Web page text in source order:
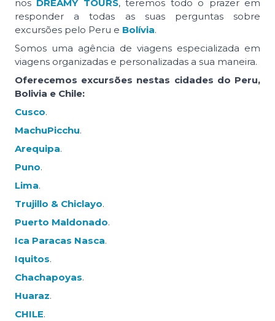
nos DREAMY TOURS, teremos todo o prazer em
responder a todas as suas perguntas sobre
excursões pelo Peru e Bolívia.
Somos uma agência de viagens especializada em
viagens organizadas e personalizadas a sua maneira.
Oferecemos excursões nestas cidades do Peru,
Bolivia e Chile:
Cusco.
MachuPicchu.
Arequipa.
Puno.
Lima.
Trujillo & Chiclayo.
Puerto Maldonado.
Ica Paracas Nasca.
Iquitos.
Chachapoyas.
Huaraz.
CHILE.